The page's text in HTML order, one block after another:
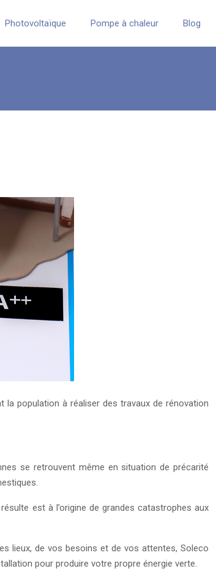
Photovoltaïque Pompe à chaleur Blog
la population à réaliser des travaux de rénovation
se retrouvent même en situation de précarité
est à l’origine de grandes catastrophes aux
lieux, de vos besoins et de vos attentes, Soleco
pour produire votre propre énergie verte.